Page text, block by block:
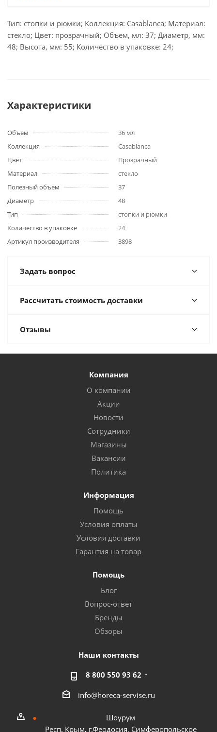
Тип: стопки и рюмки; Коллекция: Casablanca; Материал:
стекло; Цвет: прозрачный; Объем, мл: 37; Диаметр, мм:
48; Высота, мм: 55; Количество в упаковке: 24;
Характеристики
Объем
36 мл
Коллекция
Casablanca
Цвет
Прозрачный
Материал
стекло
Полезный объем
37
Диаметр
48
Тип
стопки и рюмки
Количество в упаковке
24
Артикул производителя
3898
Задать вопрос
Рассчитать стоимость доставки
Отзывы
Компания
О компании
Акции
Новости
Сотрудники
Магазины
Вакансии
Политика
Информация
Помощь
Условия оплаты
Условия доставки
Гарантия на товар
Помощь
Блог
Вопрос-ответ
Бренды
Обзоры
Наши контакты
8 800 550 93 62
info@horeca-servise.ru
Шоурум
Респ. Крым, г.Феодосия, Симферопольское